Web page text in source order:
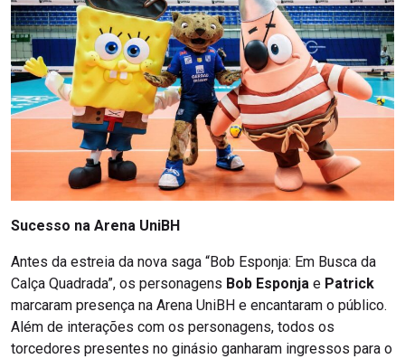
Sucesso na Arena UniBH
Antes da estreia da nova saga “Bob Esponja: Em Busca da
Calça Quadrada”, os personagens Bob Esponja e Patrick
marcaram presença na Arena UniBH e encantaram o público.
Além de interações com os personagens, todos os
torcedores presentes no ginásio ganharam ingressos para o